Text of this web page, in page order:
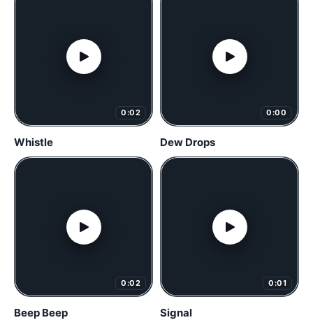
0:02
Whistle
0:00
Dew Drops
0:02
Beep Beep
0:01
Signal